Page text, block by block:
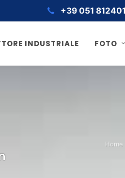
+39 051 812401
INDUSTRIALE FOTO
Home